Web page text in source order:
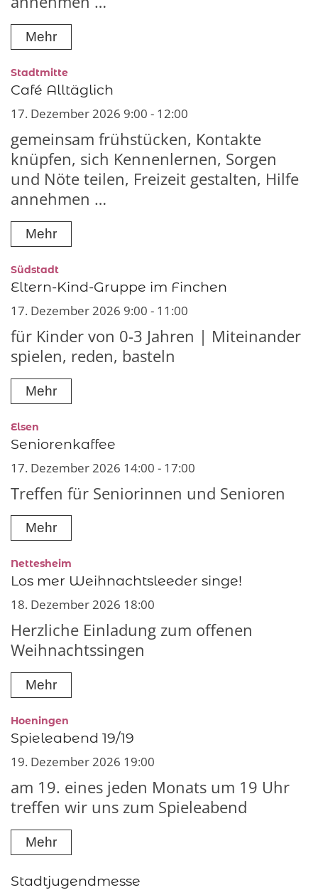
Mehr
Stadtmitte:
Café Alltäglich
17. Dezember 2026 9:00 - 12:00
gemeinsam frühstücken, Kontakte
knüpfen, sich Kennenlernen, Sorgen
und Nöte teilen, Freizeit gestalten, Hilfe
annehmen …
Mehr
Südstadt:
Eltern-Kind-Gruppe im Finchen
17. Dezember 2026 9:00 - 11:00
für Kinder von 0-3 Jahren | Miteinander
spielen, reden, basteln
Mehr
Elsen
Seniorenkaffee
17. Dezember 2026 14:00 - 17:00
Treffen für Seniorinnen und Senioren
Mehr
Nettesheim
Los mer Weihnachtsleeder singe!
18. Dezember 2026 18:00
Herzliche Einladung zum offenen
Weihnachtssingen
Mehr
Hoeningen
Spieleabend 19/19
19. Dezember 2026 19:00
am 19. eines jeden Monats um 19 Uhr
treffen wir uns zum Spieleabend
Mehr
Stadtjugendmesse